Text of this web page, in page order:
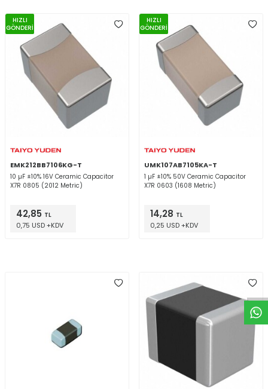
W
h
t
a
p
p
D
e
s
e
H
a
t
t
HIZLI
GÖNDERİ
EMK212BB7106KG-T
10 µF ±10% 16V Ceramic Capacitor
X7R 0805 (2012 Metric)
42,85 TL
0,75 USD +KDV
HIZLI
GÖNDERİ
UMK107AB7105KA-T
1 µF ±10% 50V Ceramic Capacitor
X7R 0603 (1608 Metric)
14,28 TL
0,25 USD +KDV